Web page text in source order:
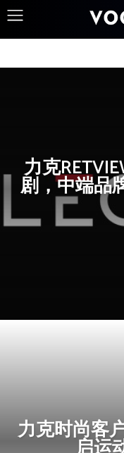
力克
剧，中端品
力克时尚客